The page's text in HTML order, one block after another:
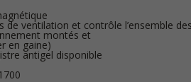
ventilation et contrôle l’ensemble
montés et
en gaine)
antigel disponible